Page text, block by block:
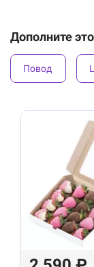
Дополните
Повод